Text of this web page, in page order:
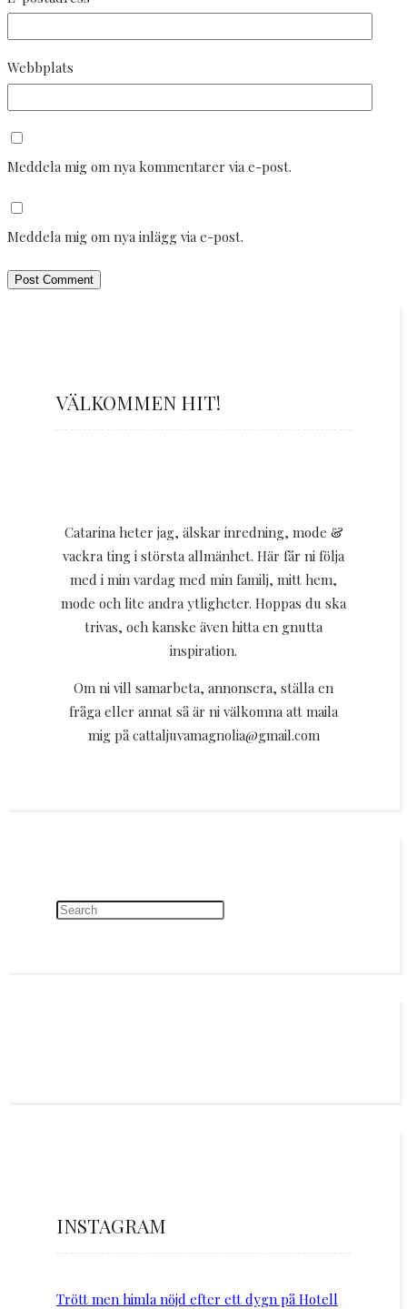
Webbplats
Meddela mig om nya kommentarer via e-post.
Meddela mig om nya inlägg via e-post.
VÄLKOMMEN HIT!
Catarina heter jag, älskar inredning, mode &
vackra ting i största allmänhet. Här får ni följa
med i min vardag med min familj, mitt hem,
mode och lite andra ytligheter. Hoppas du ska
trivas, och kanske även hitta en gnutta
inspiration.
Om ni vill samarbeta, annonsera, ställa en
fråga eller annat så är ni välkomna att maila
mig på cattaljuvamagnolia@gmail.com
INSTAGRAM
Trött men himla nöjd efter ett dygn på Hotell